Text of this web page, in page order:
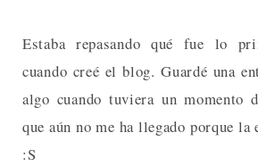
Estaba repasando qué fue lo
cuando creé el blog. Guardé una
algo cuando tuviera un momento
que aún no me ha llegado porque la
:S